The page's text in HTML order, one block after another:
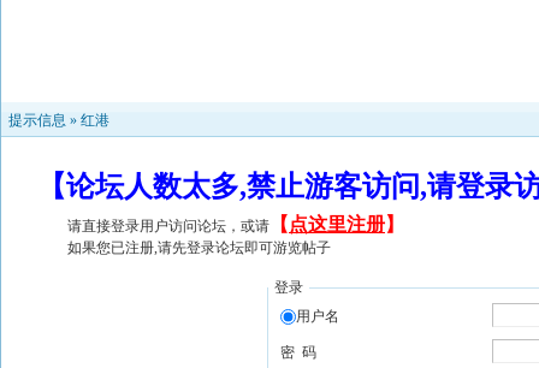
提示信息 » 红港
【论坛人数太多,禁止游客访问,请登
请直接登录用户访问论坛，或请 【 点这里注册】
如果您已注册,请先登录论坛即可游览帖子
登录
用户名
密 码